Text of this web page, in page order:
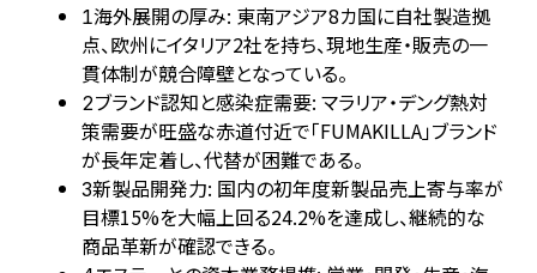
1海外展開の厚み: 東南アジア8カ国に自社製造拠
点、欧州にイタリア2社を持ち、現地生産・販売の一
貫体制が競合障壁となっている。
2ブランド認知と感染症需要: マラリア・デング熱対
策需要が旺盛な赤道付近で「FUMAKILLA」ブランド
が長年定着し、代替が困難である。
3新製品開発力: 国内の初年度新製品売上寄与率が
目標15%を大幅上回る24.2%を達成し、継続的な
商品革新が確認できる。